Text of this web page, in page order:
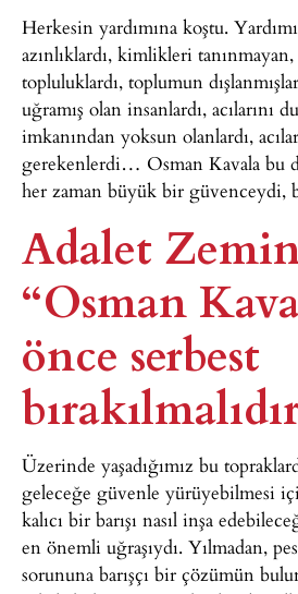
Herkesin yardımına koştu.
azınlıklardı, kimlikleri
topluluklardı, toplumun
uğramış olan insanlardı, acılarını
imkanından yoksun olanlardı,
gerekenlerdi… Osman Kavala bu
her zaman büyük bir güvenceydi,
Adalet
“Osman
önce serbest
Üzerinde yaşadığımız bu
geleceğe güvenle yürüyebilmesi
kalıcı bir barışı nasıl inşa
en önemli uğraşıydı. Yılmadan,
sorununa barışçı bir çözümün